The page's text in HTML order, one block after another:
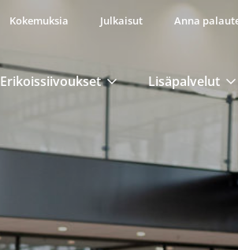
Kokemuksia Julkaisut Anna
Erikoissiivoukset Lisäpalvelut